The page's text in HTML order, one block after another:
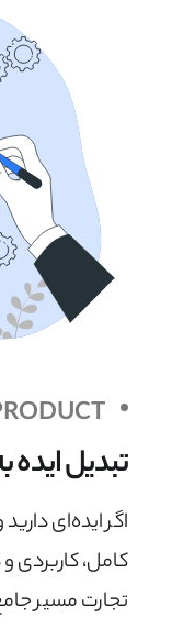
تبدیل
اگر ایده‌ای
کامل، کاربردی و
تجارت مسیر